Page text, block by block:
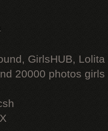
GirlsHUB, Lolita
20000 photos